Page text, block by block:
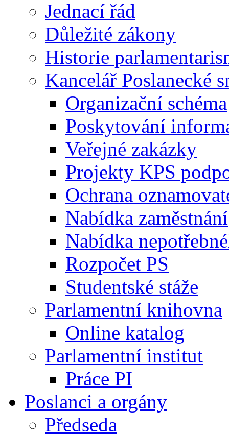
Jednací řád
Důležité zákony
Historie
Kancelář Poslanecké
Organizační schéma
Poskytování
Veřejné zakázky
Projekty KPS
Ochrana
Nabídka zaměstnání
Nabídka
Rozpočet PS
Studentské stáže
Parlamentní knihovna
Online katalog
Parlamentní institut
Práce PI
Poslanci a orgány
Předseda